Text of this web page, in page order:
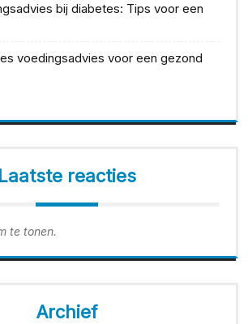
bij diabetes: Tips voor een
voedingsadvies voor een gezond
Laatste reacties
te tonen.
Archief